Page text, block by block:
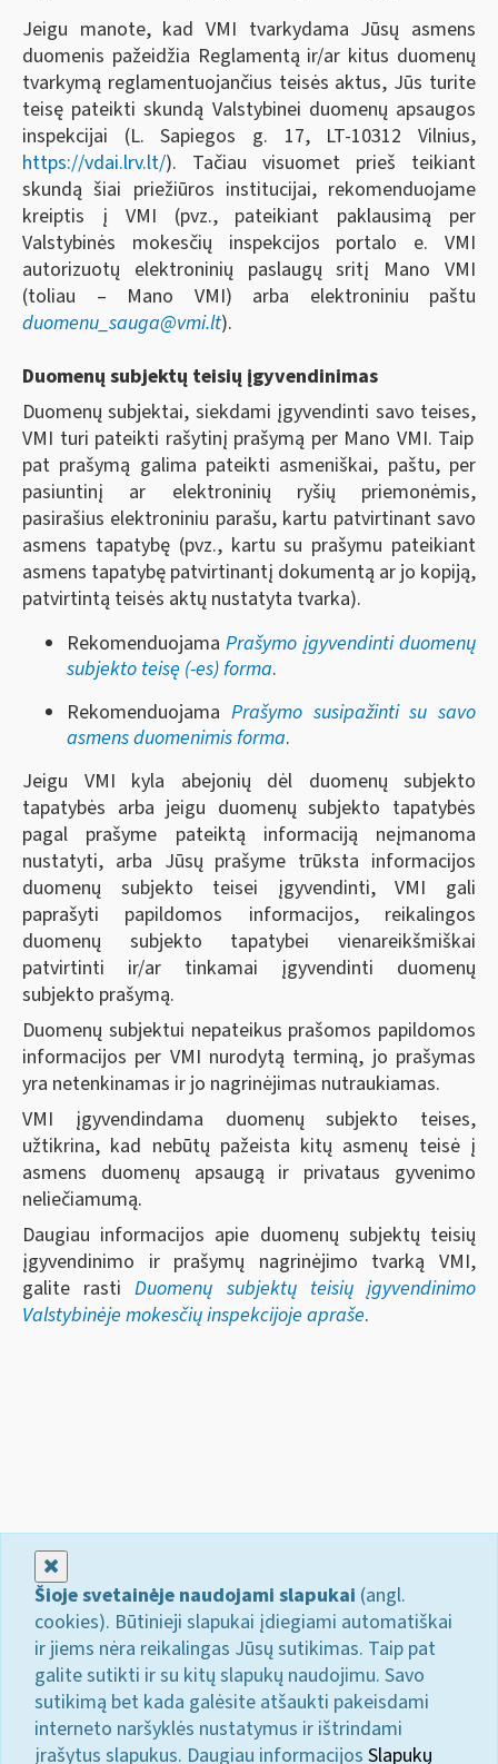
Jeigu manote, kad VMI tvarkydama Jūsų asmens
duomenis pažeidžia Reglamentą ir/ar kitus duomenų
tvarkymą reglamentuojančius teisės aktus, Jūs turite
teisę pateikti skundą Valstybinei duomenų apsaugos
inspekcijai (L. Sapiegos g. 17, LT-10312 Vilnius,
https://vdai.lrv.lt/). Tačiau visuomet prieš teikiant
skundą šiai priežiūros institucijai, rekomenduojame
kreiptis į VMI (pvz., pateikiant paklausimą per
Valstybinės mokesčių inspekcijos portalo e. VMI
autorizuotų elektroninių paslaugų sritį Mano VMI
(toliau – Mano VMI) arba elektroniniu paštu
duomenu_sauga@vmi.lt).
Duomenų subjektų teisių įgyvendinimas
Duomenų subjektai, siekdami įgyvendinti savo teises,
VMI turi pateikti rašytinį prašymą per Mano VMI. Taip
pat prašymą galima pateikti asmeniškai, paštu, per
pasiuntinį ar elektroninių ryšių priemonėmis,
pasirašius elektroniniu parašu, kartu patvirtinant savo
asmens tapatybę (pvz., kartu su prašymu pateikiant
asmens tapatybę patvirtinantį dokumentą ar jo kopiją,
patvirtintą teisės aktų nustatyta tvarka).
RekomenduojamaPrašymo įgyvendinti duomenų
subjekto teisę (-es) forma.
Rekomenduojama Prašymo susipažinti su savo
asmens duomenimis forma.
Jeigu VMI kyla abejonių dėl duomenų subjekto
tapatybės arba jeigu duomenų subjekto tapatybės
pagal prašyme pateiktą informaciją neįmanoma
nustatyti, arba Jūsų prašyme trūksta informacijos
duomenų subjekto teisei įgyvendinti, VMI gali
paprašyti papildomos informacijos, reikalingos
duomenų subjekto tapatybei vienareikšmiškai
patvirtinti ir/ar tinkamai įgyvendinti duomenų
subjekto prašymą.
Duomenų subjektui nepateikus prašomos papildomos
informacijos per VMI nurodytą terminą, jo prašymas
yra netenkinamas ir jo nagrinėjimas nutraukiamas.
VMI įgyvendindama duomenų subjekto teises,
užtikrina, kad nebūtų pažeista kitų asmenų teisė į
asmens duomenų apsaugą ir privataus gyvenimo
neliečiamumą.
Daugiau informacijos apie duomenų subjektų teisių
įgyvendinimo ir prašymų nagrinėjimo tvarką VMI,
galite rastiDuomenų subjektų teisių įgyvendinimo
Valstybinėje mokesčių inspekcijoje apraše.
Šioje svetainėje naudojami slapukai (angl.
cookies). Būtinieji slapukai įdiegiami automatiškai
ir jiems nėra reikalingas Jūsų sutikimas. Taip pat
galite sutikti ir su kitų slapukų naudojimu. Savo
sutikimą bet kada galėsite atšaukti pakeisdami
interneto naršyklės nustatymus ir ištrindami
įrašytus slapukus. Daugiau informacijos Slapukų